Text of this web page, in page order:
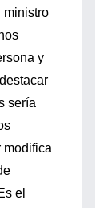
ministro
y
sería
modifica
el